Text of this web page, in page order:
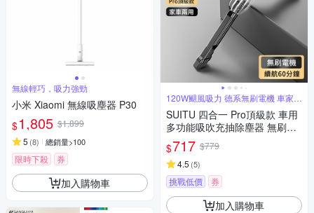
無線輕巧，吸力強勁
小米 Xiaomi 無線吸塵器 P30
$1,805 $1,899
5 (8) 總銷量>100
限時下殺 券
加入購物車
120W颶風吸力 德系無刷電機 車家兩
SUITU 四合一 Pro頂級款 車用
多功能吸吹充抽除塵器 無刷電
機家車兩用吸塵器 汽車吹氣機
打氣機
$717 $779
4.5 (5)
挑戰低價 券
加入購物車